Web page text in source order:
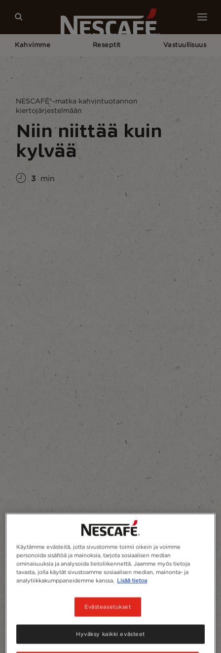
Kahvimme Reseptit Vastuullisuus
Nescafén® Matka Kiertotalouteen Kahvintuotannossa
NESCAFÉ®-matka kahvintuotannon
kiertojärjestelmään
Niin niittää kuin
kylvää
3 min
Lisää suosikkeihin
Käytämme evästeitä, jotta sivustomme toimii oikein ja voimme
personoida sisältöä ja mainoksia, tarjota sosiaalisen median
ominaisuuksia ja analysoida tietoliikennettä. Jaamme myös tietoja
tavasta, jolla käytät sivustoamme sosiaalisen median, mainonta- ja
analytiikkakumppaneidemme kanssa. Lisää tietoa
Evästeasetukset
Hyväksy kaikki evästeet